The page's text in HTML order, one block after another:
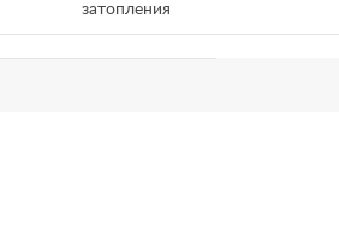
затопления